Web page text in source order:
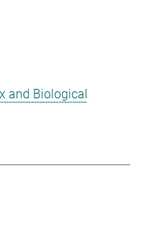
and Biological